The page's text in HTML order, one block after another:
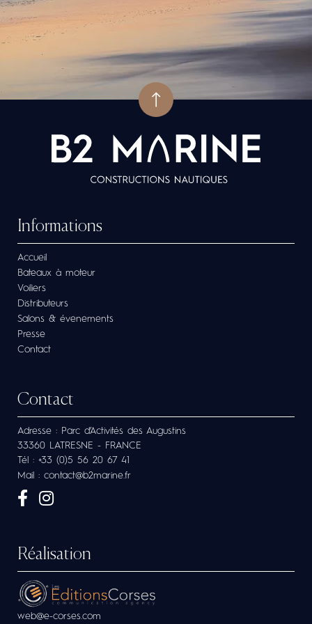
Informations
Accueil
Bateaux à moteur
Voiliers
Distributeurs
Salons & évenements
Presse
Contact
Contact
Adresse : Parc d’Activités des Augustins
33360 LATRESNE - FRANCE
Tél : +33 (0)5 56 20 67 41
Mail : contact@b2marine.fr
Réalisation
web@e-corses.com